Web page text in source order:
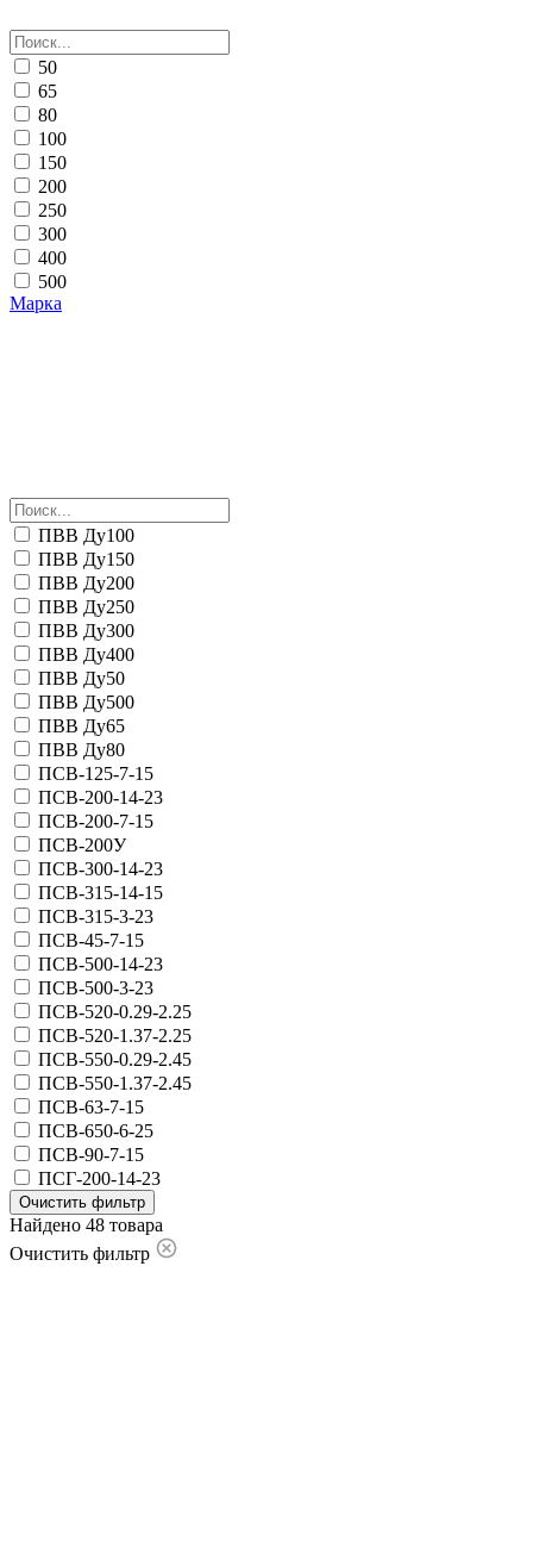
50
65
80
100
150
200
250
300
400
500
Марка
ПВВ Ду100
ПВВ Ду150
ПВВ Ду200
ПВВ Ду250
ПВВ Ду300
ПВВ Ду400
ПВВ Ду50
ПВВ Ду500
ПВВ Ду65
ПВВ Ду80
ПСВ-125-7-15
ПСВ-200-14-23
ПСВ-200-7-15
ПСВ-200У
ПСВ-300-14-23
ПСВ-315-14-15
ПСВ-315-3-23
ПСВ-45-7-15
ПСВ-500-14-23
ПСВ-500-3-23
ПСВ-520-0.29-2.25
ПСВ-520-1.37-2.25
ПСВ-550-0.29-2.45
ПСВ-550-1.37-2.45
ПСВ-63-7-15
ПСВ-650-6-25
ПСВ-90-7-15
ПСГ-200-14-23
Очистить фильтр
Найдено 48 товара
Очистить фильтр